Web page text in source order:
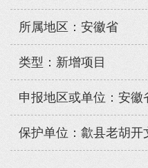
所属地区：安徽省
类型：新增项目
申报地区或单位：安徽
保护单位：歙县老胡开